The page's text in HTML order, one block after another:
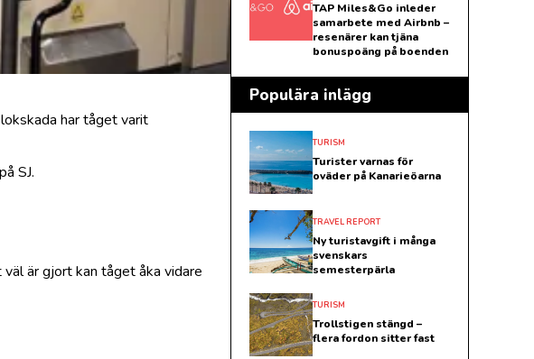
har tåget varit
SJ.
är gjort kan tåget åka vidare
TAP Miles&Go inleder
samarbete med Airbnb –
resenärer kan tjäna
bonuspoäng på boenden
Populära inlägg
TURISM
Turister varnas för
oväder på Kanarieöarna
TRAVEL REPORT
Ny turistavgift i många
svenskars
semesterpärla
TURISM
Trollstigen stängd –
flera fordon sitter fast